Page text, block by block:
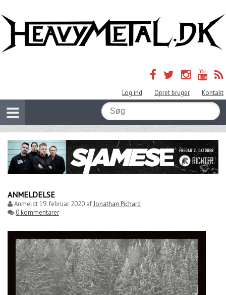
Log ind Opret bruger Kontakt
ANMELDELSE
Anmeldt19. februar 2020 afJonathan Pichard
0 kommentarer